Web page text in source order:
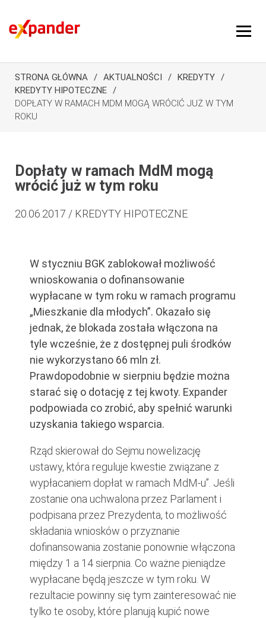
STRONA GŁÓWNA AKTUALNOŚCI
KREDYTY
KREDYTY HIPOTECZNE
DOPŁATY W RAMACH MDM MOGĄ WRÓCIĆ JUŻ W TYM
ROKU
Dopłaty w ramach MdM mogą
wrócić już w tym roku
20.06.2017 / KREDYTY HIPOTECZNE
W styczniu BGK zablokował możliwość
wnioskowania o dofinansowanie
wypłacane w tym roku w ramach programu
„Mieszkanie dla młodych”. Okazało się
jednak, że blokada została włączona na
tyle wcześnie, że z dostępnej puli środków
nie wykorzystano 66 mln zł.
Prawdopodobnie w sierpniu będzie można
starać się o dotację z tej kwoty. Expander
podpowiada co zrobić, aby spełnić warunki
uzyskania takiego wsparcia.
Rząd skierował do Sejmu nowelizację
ustawy, która reguluje kwestie związane z
wypłacaniem dopłat w ramach MdM-u”. Jeśli
zostanie ona uchwalona przez Parlament i
podpisana przez Prezydenta, to możliwość
składania wniosków o przyznanie
dofinansowania zostanie ponownie włączona
między 1 a 14 sierpnia. Co ważne pieniądze
wypłacane będą jeszcze w tym roku. W
rezultacie powinny się tym zainteresować nie
tylko te osoby, które planują kupić nowe